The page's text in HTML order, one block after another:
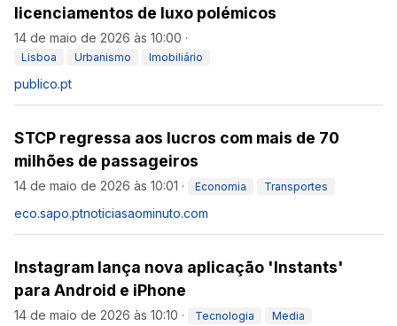
licenciamentos de luxo polémicos
14 de maio de 2026 às 10:00 ·
Lisboa Urbanismo Imobiliário
publico.pt
STCP regressa aos lucros com mais de 70
milhões de passageiros
14 de maio de 2026 às 10:01 · Economia Transportes
eco.sapo.ptnoticiasaominuto.com
Instagram lança nova aplicação 'Instants'
para Android e iPhone
14 de maio de 2026 às 10:10 · Tecnologia Media